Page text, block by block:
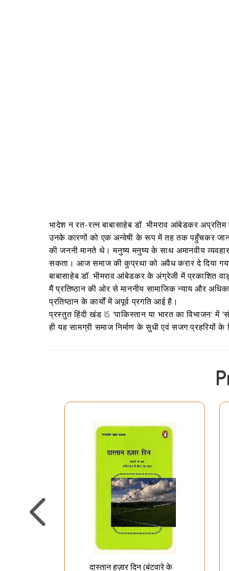
भादेश न रत-रत्न बाबासाहेब डॉ. भीमराव आंबेडकर
उनके कारणों को एक अन्वेषी के रूप में तह तक पहुँचकर
की जननी मानते थे। मनुष्य मनुष्य के साथ अमानवीय
सकता। आज समाज की कुप्रथा को अवैध करार दे दिया गया
बाबासाहेब डॉ. भीमराव आंबेडकर के अंग्रेजी में प्रकाशित
मैं प्रतिष्ठान की ओर से माननीय सामाजिक न्याय और
प्रतिष्ठान के कार्यों में अपूर्व प्रगति आई है।
प्रस्तुत हिंदी खंड 15 'पाकिस्तान या भारत का विभाजन'
ही यह सामग्री समाज निर्माण के सुधी एवं सजग प्रहरियों
दास्तान हज़ार दिन (बंटवारे के